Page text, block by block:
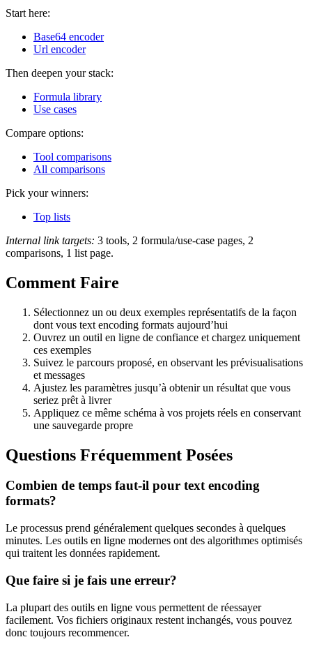
Start here:
Base64 encoder
Url encoder
Then deepen your stack:
Formula library
Use cases
Compare options:
Tool comparisons
All comparisons
Pick your winners:
Top lists
Internal link targets: 3 tools, 2 formula/use-case pages, 2
comparisons, 1 list page.
Comment Faire
Sélectionnez un ou deux exemples représentatifs de la façon
dont vous text encoding formats aujourd’hui
Ouvrez un outil en ligne de confiance et chargez uniquement
ces exemples
Suivez le parcours proposé, en observant les prévisualisations
et messages
Ajustez les paramètres jusqu’à obtenir un résultat que vous
seriez prêt à livrer
Appliquez ce même schéma à vos projets réels en conservant
une sauvegarde propre
Questions Fréquemment Posées
Combien de temps faut-il pour text encoding
formats?
Le processus prend généralement quelques secondes à quelques
minutes. Les outils en ligne modernes ont des algorithmes optimisés
qui traitent les données rapidement.
Que faire si je fais une erreur?
La plupart des outils en ligne vous permettent de réessayer
facilement. Vos fichiers originaux restent inchangés, vous pouvez
donc toujours recommencer.